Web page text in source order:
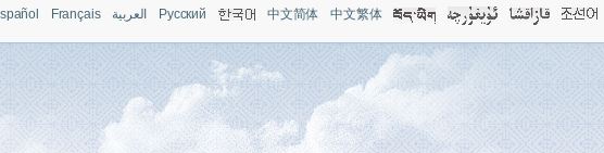
Français العربية Pусский 中文简体 中文繁体